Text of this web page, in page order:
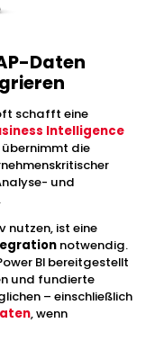
Daten
schafft eine
Intelligence
übernimmt die
und
nutzen, ist eine
notwendig.
BI bereitgestellt
und fundierte
– einschließlich
, wenn